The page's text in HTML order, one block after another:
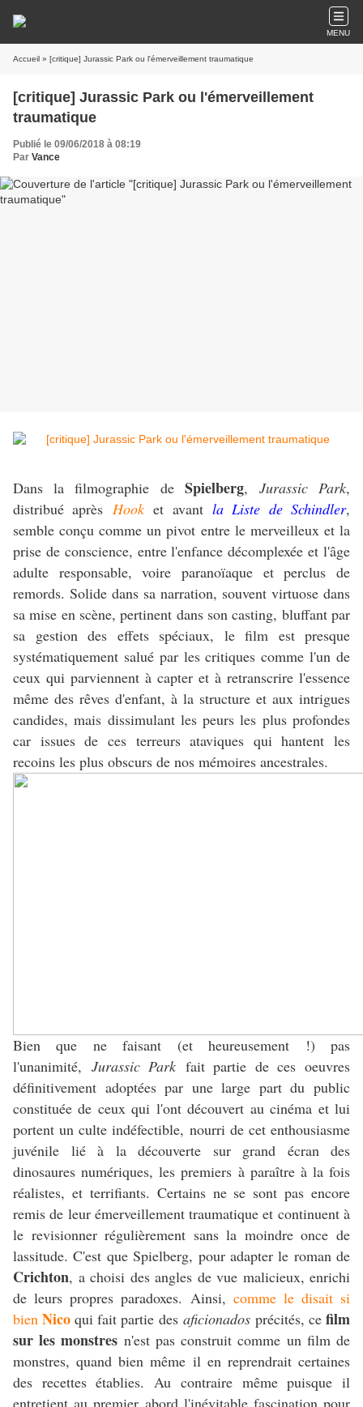
MENU
Accueil » [critique] Jurassic Park ou l'émerveillement traumatique
[critique] Jurassic Park ou l'émerveillement
traumatique
Publié le 09/06/2018 à 08:19
Par Vance
Dans la filmographie de Spielberg, Jurassic Park,
distribué après Hooket avant la Liste de Schindler,
semble conçu comme un pivot entre le merveilleux et la
prise de conscience, entre l'enfance décomplexée et l'âge
adulte responsable, voire paranoïaque et perclus de
remords. Solide dans sa narration, souvent virtuose dans
sa mise en scène, pertinent dans son casting, bluffant par
sa gestion des effets spéciaux, le film est presque
systématiquement salué par les critiques comme l'un de
ceux qui parviennent à capter et à retranscrire l'essence
même des rêves d'enfant, à la structure et aux intrigues
candides, mais dissimulant les peurs les plus profondes
car issues de ces terreurs ataviques qui hantent les
recoins les plus obscurs de nos mémoires ancestrales.
Bien que ne faisant (et heureusement !) pas
l'unanimité, Jurassic Park fait partie de ces oeuvres
définitivement adoptées par une large part du public
constituée de ceux qui l'ont découvert au cinéma et lui
portent un culte indéfectible, nourri de cet enthousiasme
juvénile lié à la découverte sur grand écran des
dinosaures numériques, les premiers à paraître à la fois
réalistes, et terrifiants. Certains ne se sont pas encore
remis de leur émerveillement traumatique et continuent à
le revisionner régulièrement sans la moindre once de
lassitude. C'est que Spielberg, pour adapter le roman de
Crichton, a choisi des angles de vue malicieux, enrichi
de leurs propres paradoxes. Ainsi, comme le disait si
bienNicoqui fait partie des aficionados précités, cefilm
sur les monstres n'est pas construit comme un film de
monstres, quand bien même il en reprendrait certaines
des recettes établies. Au contraire même puisque il
entretient au premier abord l'inévitable fascination pour